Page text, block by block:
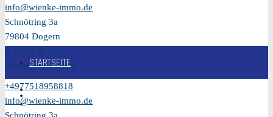
info@wienke-immo.de
Schnötring 3a
79804 Dogern
8:30-12 & 14-17
Montag bis Freitag
STARTSEITE
+4977518958818
info@wienke-immo.de